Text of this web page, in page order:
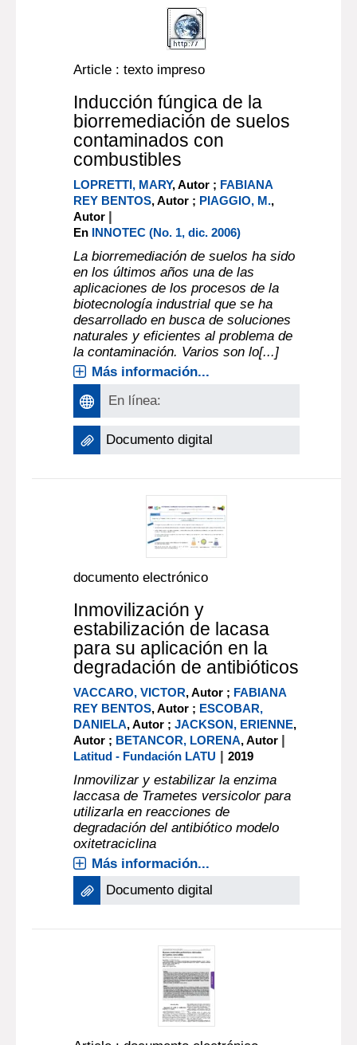
Article : texto impreso
Inducción fúngica de la
biorremediación de suelos
contaminados con
combustibles
LOPRETTI, MARY, Autor ; FABIANA
REY BENTOS, Autor ; PIAGGIO, M.,
Autor |
En INNOTEC (No. 1, dic. 2006)
La biorremediación de suelos ha sido
en los últimos años una de las
aplicaciones de los procesos de la
biotecnología industrial que se ha
desarrollado en busca de soluciones
naturales y eficientes al problema de
la contaminación. Varios son lo[...]
Más información...
En línea:
Documento digital
documento electrónico
Inmovilización y
estabilización de lacasa
para su aplicación en la
degradación de antibióticos
VACCARO, VICTOR, Autor ; FABIANA
REY BENTOS, Autor ; ESCOBAR,
DANIELA, Autor ;JACKSON, ERIENNE,
Autor ; BETANCOR, LORENA, Autor |
Latitud - Fundación LATU |2019
Inmovilizar y estabilizar la enzima
laccasa de Trametes versicolor para
utilizarla en reacciones de
degradación del antibiótico modelo
oxitetraciclina
Más información...
Documento digital